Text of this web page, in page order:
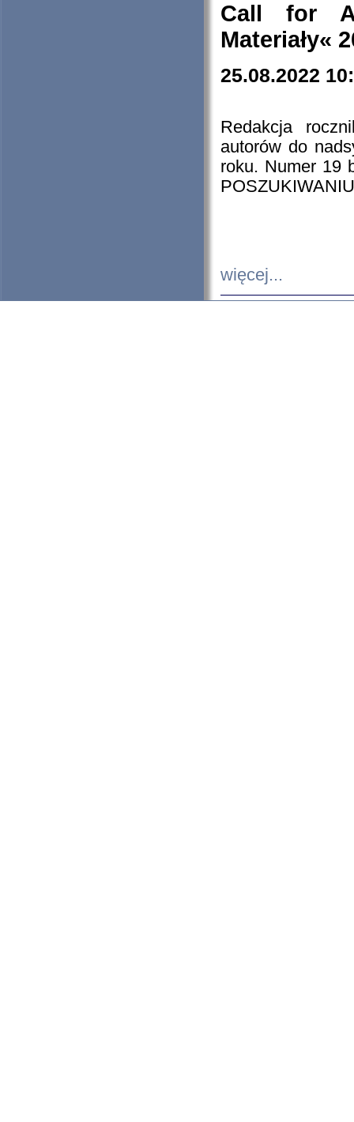
Call for
Materiały«
25.08.2022
Redakcja
autorów do
roku. Numer 19
więcej...